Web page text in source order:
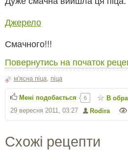
Джерело
Смачного!!!
Повернутись на початок
м'ясна піца піца
Rodira
29 вересня 2011, 03:27
Мені подобається 6 В
Схожі рецепти